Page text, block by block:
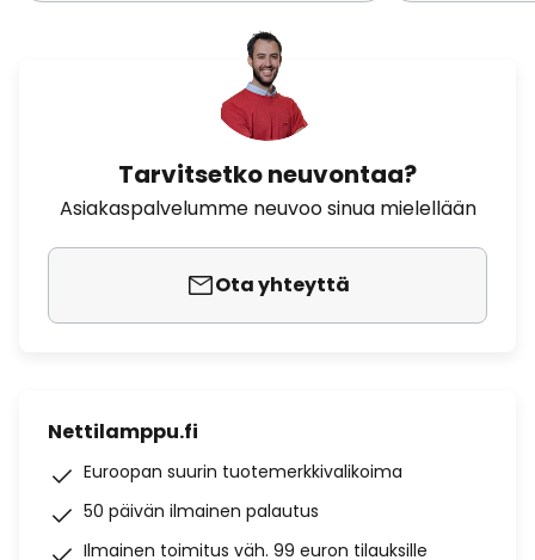
Tarvitsetko neuvontaa?
Asiakaspalvelumme neuvoo sinua mielellään
Ota yhteyttä
Nettilamppu.fi
Euroopan suurin tuotemerkkivalikoima
50 päivän ilmainen palautus
Ilmainen toimitus väh. 99 euron tilauksille